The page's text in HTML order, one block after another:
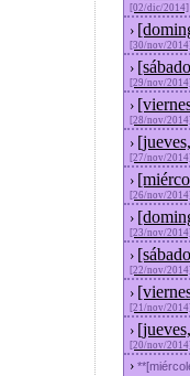
[02/dic/2014]
›
[30/nov/2014]
›
[29/nov/2014]
›
[28/nov/2014]
›
[27/nov/2014]
›
[26/nov/2014]
›
[23/nov/2014]
›
[22/nov/2014]
›
[21/nov/2014]
›
[20/nov/2014]
›